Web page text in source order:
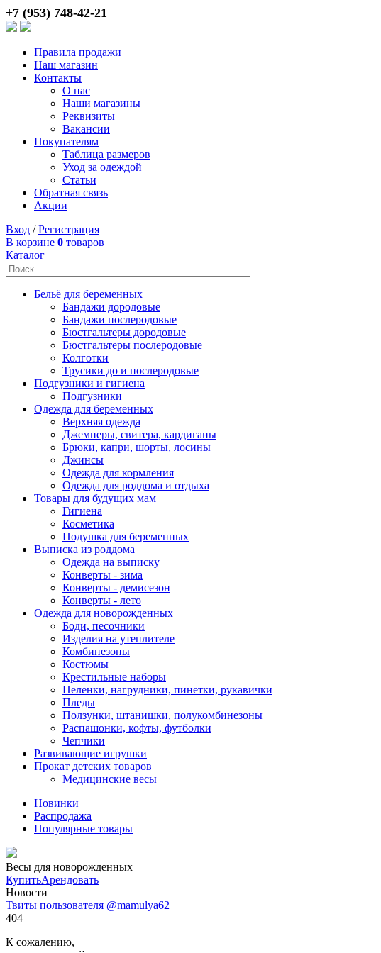
+7 (953) 748-42-21
Правила продажи
Наш магазин
Контакты
О нас
Наши магазины
Реквизиты
Вакансии
Покупателям
Таблица размеров
Уход за одеждой
Статьи
Обратная связь
Акции
Вход /Регистрация
В корзине 0 товаров
Каталог
Бельё для беременных
Бандажи дородовые
Бандажи послеродовые
Бюстгальтеры дородовые
Бюстгальтеры послеродовые
Колготки
Трусики до и послеродовые
Подгузники и гигиена
Подгузники
Одежда для беременных
Верхняя одежда
Джемперы, свитера, кардиганы
Брюки, капри, шорты, лосины
Джинсы
Одежда для кормления
Одежда для роддома и отдыха
Товары для будущих мам
Гигиена
Косметика
Подушка для беременных
Выписка из роддома
Одежда на выписку
Конверты - зима
Конверты - демисезон
Конверты - лето
Одежда для новорожденных
Боди, песочники
Изделия на утеплителе
Комбинезоны
Костюмы
Крестильные наборы
Пеленки, нагрудники, пинетки, рукавички
Пледы
Ползунки, штанишки, полукомбинезоны
Распашонки, кофты, футболки
Чепчики
Развивающие игрушки
Прокат детских товаров
Медицинские весы
Новинки
Распродажа
Популярные товары
Весы для новорожденных
КупитьАрендовать
Новости
Твиты пользователя @mamulya62
404
К сожалению,